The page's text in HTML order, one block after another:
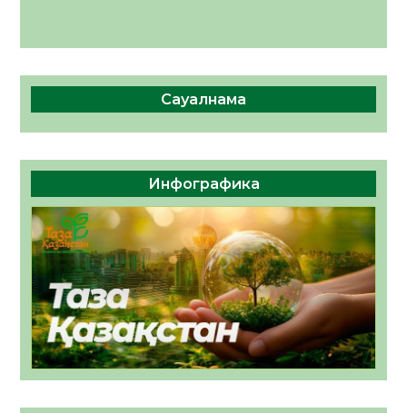
Сауалнама
Инфографика